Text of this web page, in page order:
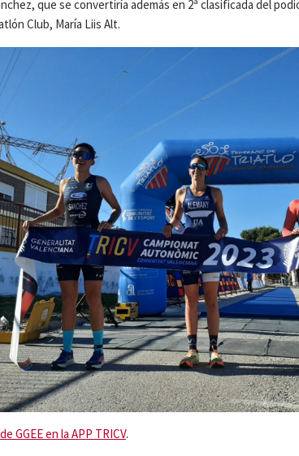
que se convertíría además en 2ª clasificada del
Club, María Liis Alt.
GGEE en la APP TRICV.